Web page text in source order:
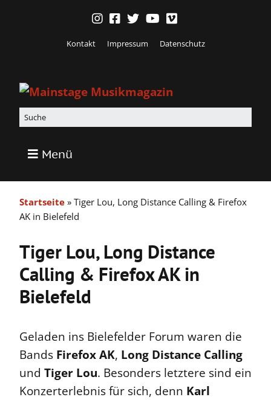
Kontakt Impressum Datenschutz
Menü
Startseite » Tiger Lou, Long Distance Calling & Firefox
AK in Bielefeld
Tiger Lou, Long Distance
Calling & Firefox AK in
Bielefeld
Geladen ins Bielefelder Forum waren die
Bands Firefox AK, Long Distance Calling
und Tiger Lou. Besonders letztere sind ein
Konzerterlebnis für sich, denn Karl